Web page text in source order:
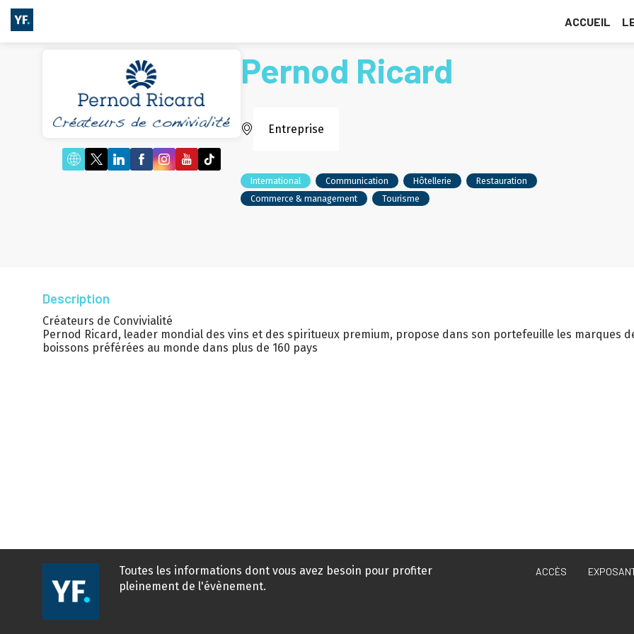
ACCUEIL
Pernod Ricard
Entreprise
International Communication Hôtellerie
Restauration
Commerce & management
Tourisme
Description
Créateurs de Convivialité
Pernod Ricard, leader mondial des vins et des spiritueux premium, propose dans son portefeuille les marques
boissons préférées au monde dans plus de 160 pays
Toutes les informations dont vous avez besoin pour profiter
pleinement de l'évènement.
ACCÈS